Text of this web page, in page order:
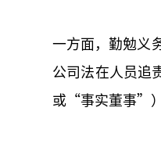
一方面，勤勉义
公司法在人员追
或“事实董事”）